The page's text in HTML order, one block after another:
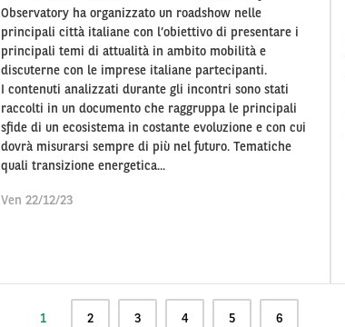
Observatory ha organizzato un roadshow nelle
principali città italiane con l’obiettivo di presentare i
principali temi di attualità in ambito mobilità e
discuterne con le imprese italiane partecipanti.
I contenuti analizzati durante gli incontri sono stati
raccolti in un documento che raggruppa le principali
sfide di un ecosistema in costante evoluzione e con cui
dovrà misurarsi sempre di più nel futuro. Tematiche
quali transizione energetica...
Ven 22/12/23
Pagina
1 Pagina
2 Pagina
3 Pagina
4 Pagina
5 Pagina
6